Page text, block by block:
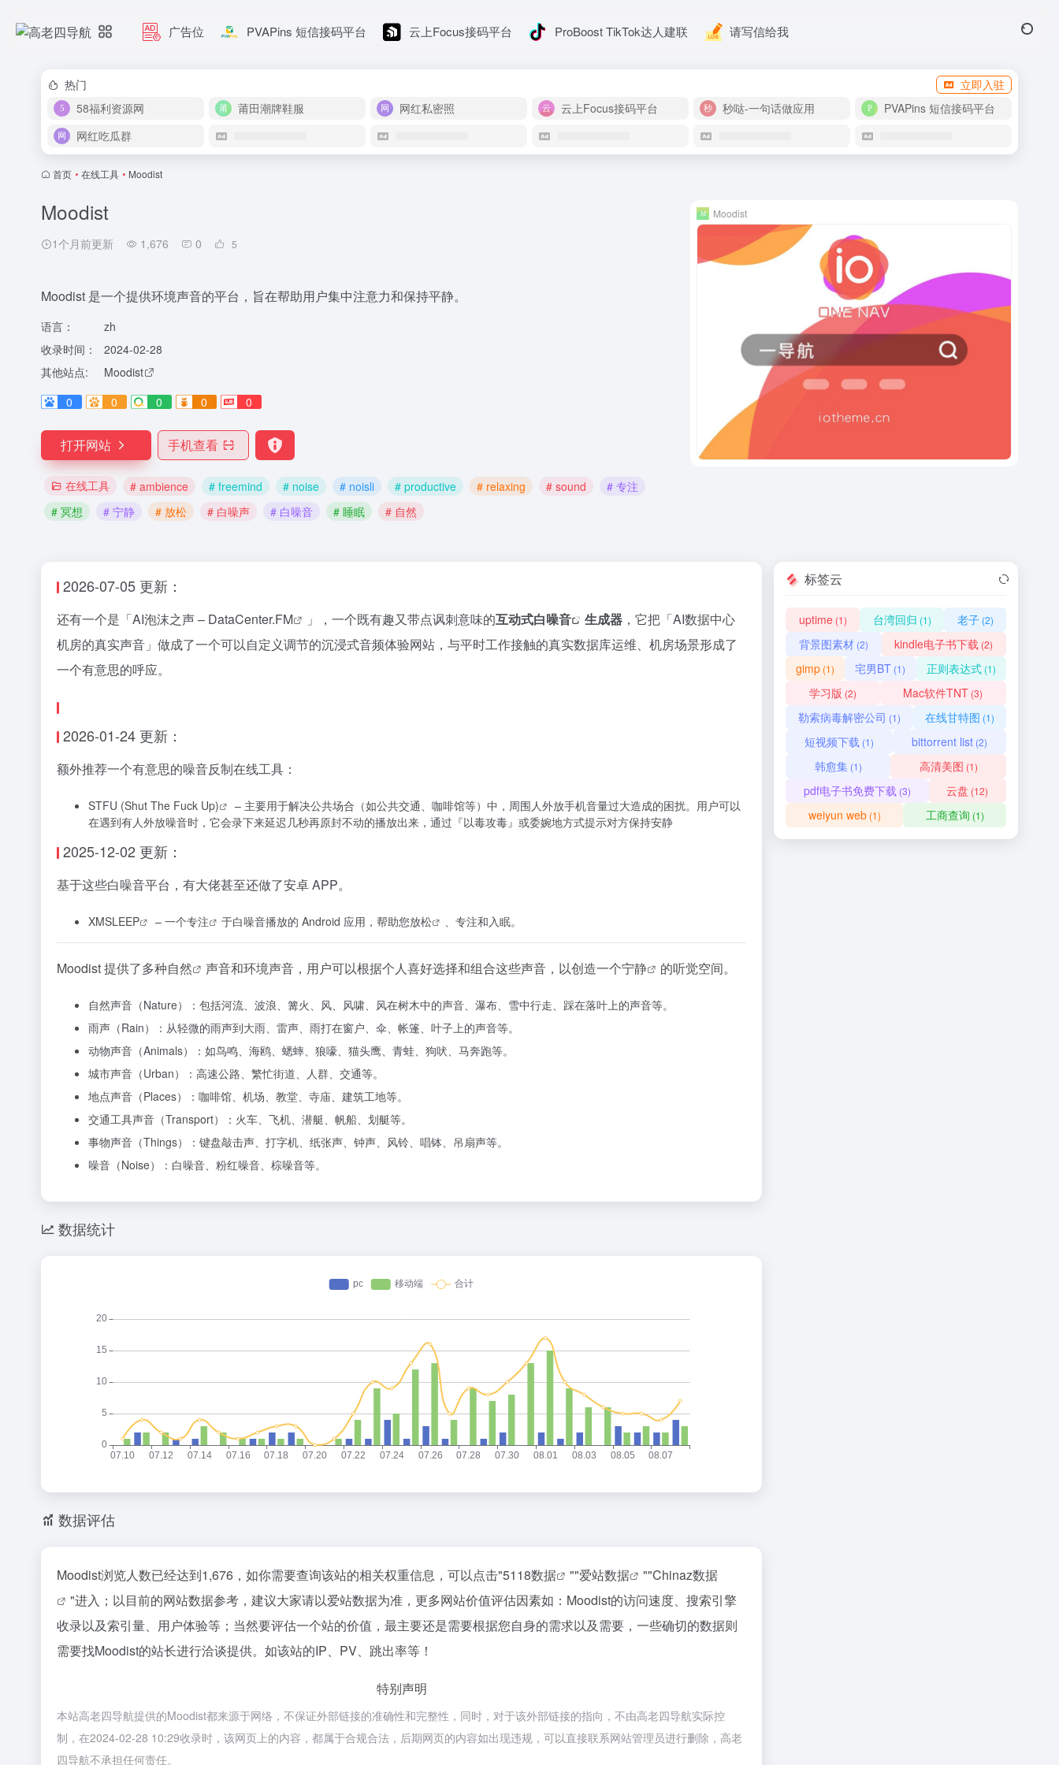
广告位 PVAPins 短信接码平台 云上Focus接码平台 ProBoost TikTok达人建联 请写信给我
热门
立即入驻
58福利资源网
莆田潮牌鞋服 网红私密照 云上Focus接码平台 秒哒-一句话做应用
PVAPins 短信接码平台
网红吃瓜群
首页 • 在线工具 • Moodist
Moodist
1个月前更新 1,676 0 5
Moodist 是一个提供环境声音的平台，旨在帮助用户集中注意力和保持平静。
语言：
zh
收录时间：
2024-02-28
其他站点:
Moodist
0
0 0 0 0
打开网站 手机查看
在线工具 # ambience # freemind # noise # noisli # productive # relaxing # sound
# 专注
# 冥想
# 宁静 # 放松 # 白噪声 # 白噪音 # 睡眠 # 自然
Moodist
2026-07-05 更新：
还有一个是「AI泡沫之声 – DataCenter.FM 」，一个既有趣又带点讽刺意味的互动式白噪音 生成器 ，它把「AI数据中心
机房的真实声音」做成了一个可以自定义调节的沉浸式音频体验网站，与平时工作接触的真实数据库运维、机房场景形成了
一个有意思的呼应。
2026-01-24 更新：
额外推荐一个有意思的噪音反制在线工具：
STFU (Shut The Fuck Up)
– 主要用于解决公共场合（如公共交通、咖啡馆等）中，周围人外放手机音量过大造成的困扰。用户可以
在遇到有人外放噪音时，它会录下来延迟几秒再原封不动的播放出来，通过『以毒攻毒』或委婉地方式提示对方保持安静
2025-12-02 更新：
基于这些白噪音平台，有大佬甚至还做了安卓 APP。
XMSLEEP – 一个专注 于白噪音播放的 Android 应用，帮助您放松 、专注和入眠。
Moodist 提供了多种自然 声音和环境声音，用户可以根据个人喜好选择和组合这些声音，以创造一个宁静 的听觉空间。
自然声音（Nature）：包括河流、波浪、篝火、风、风啸、风在树木中的声音、瀑布、雪中行走、踩在落叶上的声音等。
雨声（Rain）：从轻微的雨声到大雨、雷声、雨打在窗户、伞、帐篷、叶子上的声音等。
动物声音（Animals）：如鸟鸣、海鸥、蟋蟀、狼嚎、猫头鹰、青蛙、狗吠、马奔跑等。
城市声音（Urban）：高速公路、繁忙街道、人群、交通等。
地点声音（Places）：咖啡馆、机场、教堂、寺庙、建筑工地等。
交通工具声音（Transport）：火车、飞机、潜艇、帆船、划艇等。
事物声音（Things）：键盘敲击声、打字机、纸张声、钟声、风铃、唱钵、吊扇声等。
噪音（Noise）：白噪音、粉红噪音、棕噪音等。
数据统计
数据评估
Moodist浏览人数已经达到1,676，如你需要查询该站的相关权重信息，可以点击"5118数据 ""爱站数据 ""Chinaz数据
"进入；以目前的网站数据参考，建议大家请以爱站数据为准，更多网站价值评估因素如：Moodist的访问速度、搜索引擎
收录以及索引量、用户体验等；当然要评估一个站的价值，最主要还是需要根据您自身的需求以及需要，一些确切的数据则
需要找Moodist的站长进行洽谈提供。如该站的IP、PV、跳出率等！
特别声明
本站高老四导航提供的Moodist都来源于网络，不保证外部链接的准确性和完整性，同时，对于该外部链接的指向，不由高老四导航实际控
制，在2024-02-28 10:29收录时，该网页上的内容，都属于合规合法，后期网页的内容如出现违规，可以直接联系网站管理员进行删除，高老
四导航不承担任何责任。
标签云
uptime(1) 台湾回归 (1) 老子(2)
背景图素材(2) kindle电子书下载 (2)
gimp (1) 宅男BT (1) 正则表达式(1)
学习版 (2) Mac软件TNT (3)
勒索病毒解密公司 (1) 在线甘特图 (1)
短视频下载 (1) bittorrent list (2)
韩愈集(1) 高清美图 (1)
pdf电子书免费下载 (3) 云盘 (12)
weiyun web(1) 工商查询 (1)